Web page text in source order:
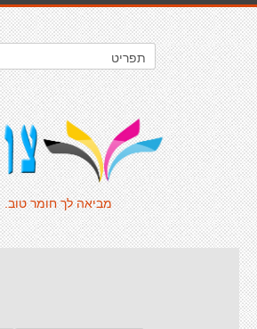
מביאה לך חומר טוב.